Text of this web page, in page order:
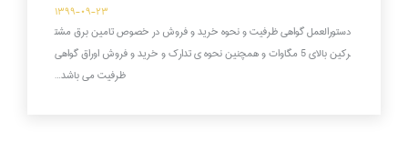
۱۳۹۹-۰۹-۲۳
دستورالعمل گواهی ظرفیت و نحوه خرید و فروش در خصوص تامین برق مشت
رکین بالای 5 مگاوات و همچنین نحوه ی تدارک و خرید و فروش اوراق گواهی
ظرفیت می باشد…